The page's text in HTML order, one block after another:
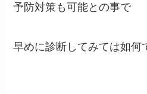
予防対策も可能との事で
早めに診断してみては如何